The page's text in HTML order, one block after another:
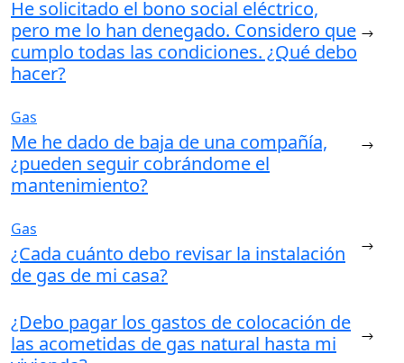
He solicitado el bono social eléctrico,
pero me lo han denegado. Considero que
cumplo todas las condiciones. ¿Qué debo
hacer?
Gas
Me he dado de baja de una compañía,
¿pueden seguir cobrándome el
mantenimiento?
Gas
¿Cada cuánto debo revisar la instalación
de gas de mi casa?
¿Debo pagar los gastos de colocación de
las acometidas de gas natural hasta mi